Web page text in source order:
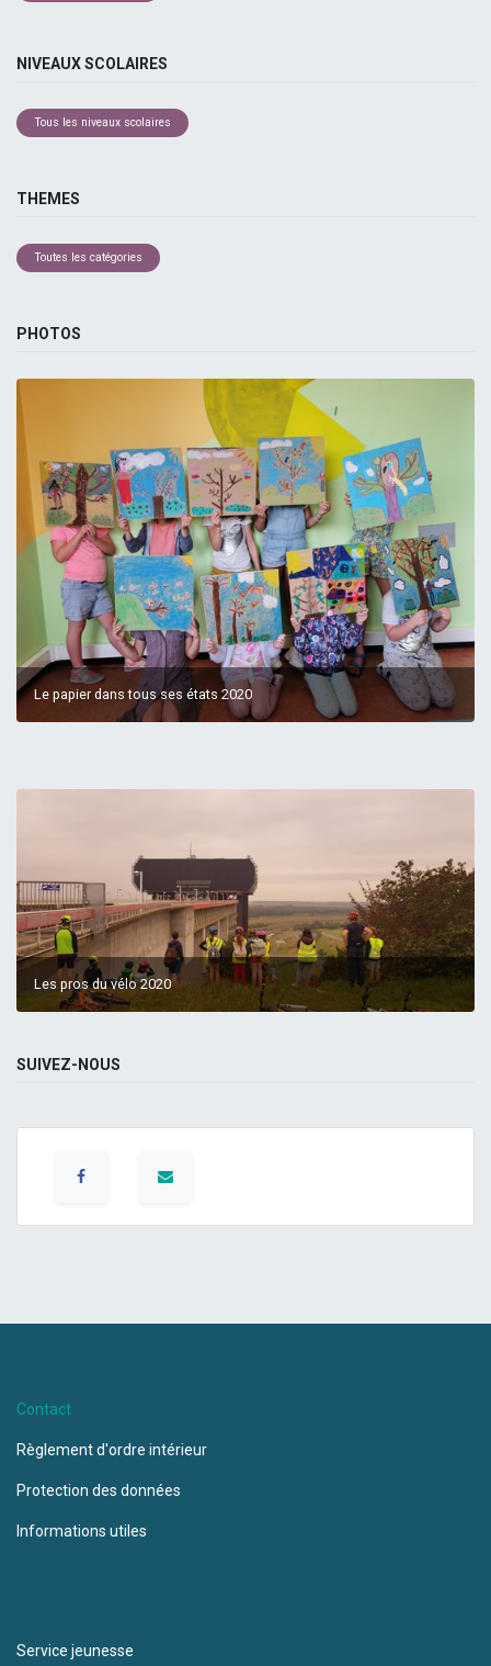
NIVEAUX SCOLAIRES
Tous les niveaux scolaires
THEMES
Toutes les catégories
PHOTOS
Le papier dans tous ses états 2020
Les pros du vélo 2020
SUIVEZ-NOUS
Contact
Règlement d'ordre intérieur
Protection des données
Informations utiles
Service jeunesse